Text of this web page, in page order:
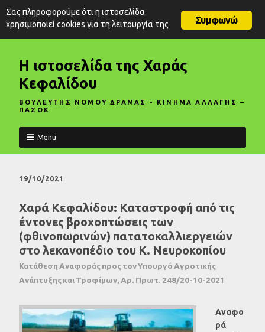
Η ιστοσελίδα της Χαράς
Κεφαλίδου
ΒΟΥΛΕΥΤΗΣ ΝΟΜΟΥ ΔΡΑΜΑΣ • ΚΙΝΗΜΑ ΑΛΛΑΓΗΣ –
ΠΑΣΟΚ
Menu
19/10/2021
Χαρά Κεφαλίδου: Καταστροφή από τις
έντονες βροχοπτώσεις των
(φθινοπωρινών) πατατοκαλλιεργειών
στο λεκανοπέδιο του Κ. Νευροκοπίου
Κατάθεση Αναφοράς προς τον Υπουργό Αγροτικής
Ανάπτυξης και Τροφίμων, Αρ. Πρωτ. 248/20-10-2021
Αναφο
ρά
Συμφωνώ
Σας πληροφορούμε ότι η ιστοσελίδα
χρησιμοποιεί cookies για τη λειτουργία της